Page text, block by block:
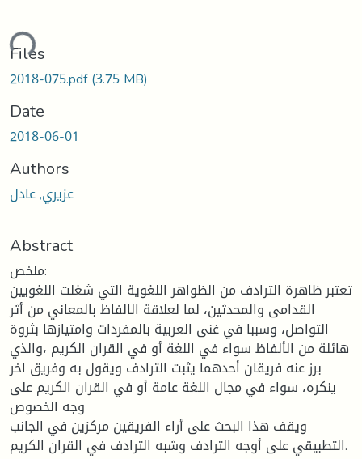
Files
2018-075.pdf(3.75 MB)
Date
2018-06-01
Authors
عزيري, عادل
Abstract
ملخص:
تعتبر ظاهرة الترادف من الظواهر اللغوية التي شغلت اللغويين
القدامى والمحدثين، لما لعلاقة الالفاظ بالمعاني من أثر
التواصل، وسببا في غنى العربية بالمفردات وامتيازها بثروة
هائلة من الألفاظ سواء في اللغة أو في القران الكريم ،والذي
برز عنه فريقان أحدهما يثبت الترادف ويقول به وفريق اخر
ينكره، سواء في مجال اللغة عامة أو في القران الكريم على
وجه الخصوص
ويقف هذا البحث على أراء الفريقين مركزين في الجانب
التطبيقي على أوجه الترادف وشبه الترادف في القران الكريم.